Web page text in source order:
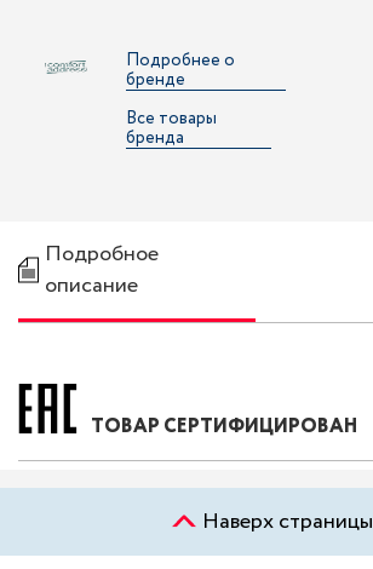
Подробнее о
бренде
Все товары
бренда
Подробное
описание
ТОВАР СЕРТИФИЦИРОВАН
Наверх страницы